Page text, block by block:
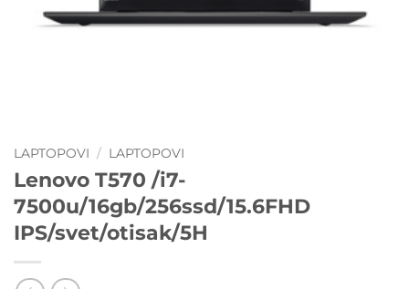
LAPTOPOVI / LAPTOPOVI
Lenovo T570 /i7-
7500u/16gb/256ssd/15.6FHD
IPS/svet/otisak/5H